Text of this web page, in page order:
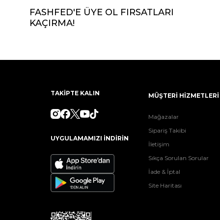
FASHFED'E ÜYE OL FIRSATLARI
KAÇIRMA!
TAKİPTE KALIN
UYGULAMAMIZI İNDİRİN
MÜŞTERİ HİZMETLERİ
Mağazalar
Sipariş Takibi
İletişim
Sıkça Sorulan Sorular
İade & İptal
Site Haritası